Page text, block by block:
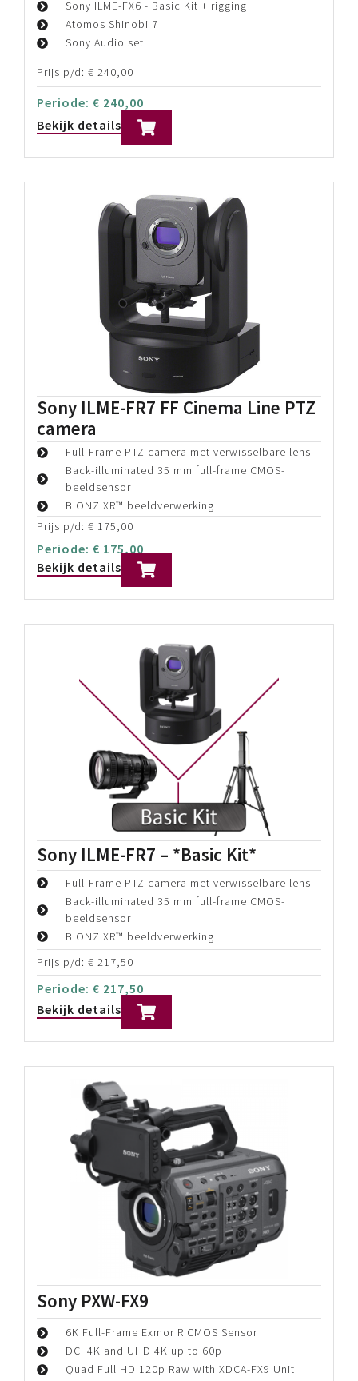
Bekijk details
Sony ILME-FX6 – *Premium Kit*
Sony ILME-FX6 - Basic Kit + rigging
Atomos Shinobi 7
Sony Audio set
Prijs p/d: €240,00
Periode:€240,00
Bekijk details
Sony ILME-FR7 FF Cinema Line PTZ
camera
Full-Frame PTZ camera met verwisselbare lens
Back-illuminated 35 mm full-frame CMOS-
beeldsensor
BIONZ XR™ beeldverwerking
Prijs p/d:€175,00
Periode: € 175,00
Bekijk details
Sony ILME-FR7 – *Basic Kit*
Full-Frame PTZ camera met verwisselbare lens
Back-illuminated 35 mm full-frame CMOS-
beeldsensor
BIONZ XR™ beeldverwerking
Prijs p/d:€217,50
Periode:€217,50
Bekijk details